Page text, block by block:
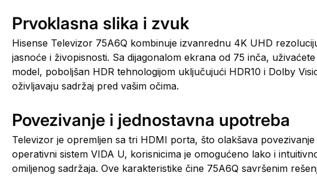
Prvoklasna slika i zvuk
Hisense Televizor 75A6Q kombinuje izvanrednu 4K UHD
jasnoće i živopisnosti. Sa dijagonalom ekrana od 75 inča,
model, poboljšan HDR tehnologijom uključujući HDR10 i Dolby
oživljavaju sadržaj pred vašim očima.
Povezivanje i jednostavna upotreba
Televizor je opremljen sa tri HDMI porta, što olakšava
operativni sistem VIDA U, korisnicima je omogućeno lako i
omiljenog sadržaja. Ove karakteristike čine 75A6Q savršenim